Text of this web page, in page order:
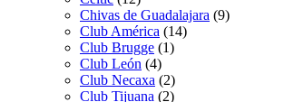
Chivas de Guadalajara (9)
Club América (14)
Club Brugge (1)
Club León (4)
Club Necaxa (2)
Club Tijuana (2)